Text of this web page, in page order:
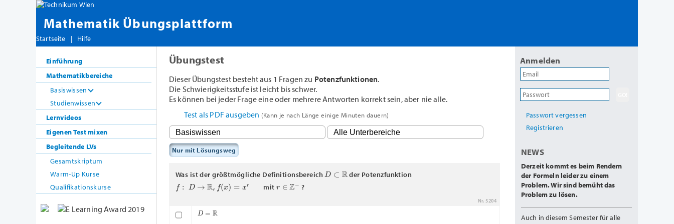
Mathematik Übungsplattform
Startseite | Hilfe
Einführung
Mathematikbereiche
Basiswissen
Studienwissen
Lernvideos
Eigenen Test mixen
Begleitende LVs
Gesamtskriptum
Warm-Up Kurse
Qualifikationskurse
Übungstest
Dieser Übungstest besteht aus 1 Fragen zu Potenzfunktionen.
Die Schwierigkeitsstufe ist leicht bis schwer.
Es können bei jeder Frage eine oder mehrere Antworten korrekt sein, aber nie alle.
Test als PDF ausgeben (Kann je nach Länge einige Minuten dauern)
Nur mit Lösungsweg
Was ist der größtmögliche DefinitionsbereichD⊂ der Potenzfunktion
f: → , (x )= mit Z− ?
Nr. 5204
D
Anmelden
Passwort vergessen
Registrieren
NEWS
Derzeit kommt es beim Rendern
der Formeln leider zu einem
Problem. Wir sind bemüht das
Problem zu lösen.
Auch in diesem Semester für alle